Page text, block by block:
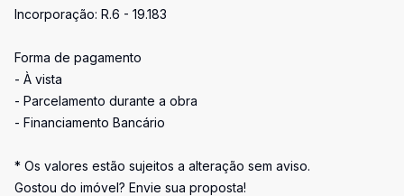
Incorporação: R.6 - 19.183
Forma de pagamento
- À vista
- Parcelamento durante a obra
- Financiamento Bancário
* Os valores estão sujeitos a alteração sem aviso.
Gostou do imóvel? Envie sua proposta!